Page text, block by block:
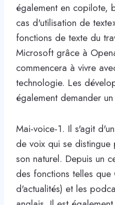
également en copilote,
cas d'utilisation de
fonctions de texte du
Microsoft grâce à
commencera à vivre
technologie. Les
également demander
Mai-voice-1. Il s'agit
de voix qui se
son naturel. Depuis un
des fonctions telles
d'actualités) et les